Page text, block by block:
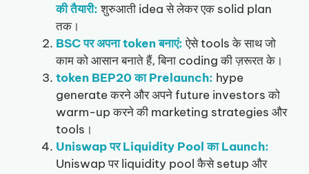
की तैयारी: शुरुआती idea से लेकर एक solid plan
तक।
BSC पर अपना token बनाएं: ऐसे tools के साथ जो
काम को आसान बनाते हैं, बिना coding की ज़रूरत के।
token BEP20 का Prelaunch: hype
generate करने और अपने future investors को
warm-up करने की marketing strategies और
tools।
Uniswap पर Liquidity Pool का Launch:
Uniswap पर liquidity pool कैसे setup और